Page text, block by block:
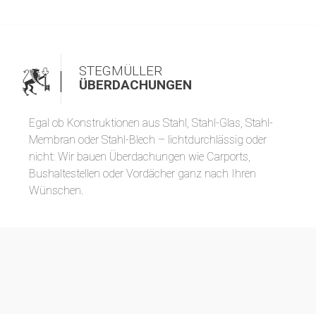
STEGMÜLLER
ÜBERDACHUNGEN
Egal ob Konstruktionen aus Stahl, Stahl-Glas, Stahl-
Membran oder Stahl-Blech – lichtdurchlässig oder
nicht: Wir bauen Überdachungen wie Carports,
Bushaltestellen oder Vordächer ganz nach Ihren
Wünschen.